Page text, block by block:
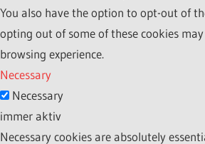
You also have the option to opt-out of
opting out of some of these cookies
browsing experience.
Necessary
Necessary
immer aktiv
Necessary cookies are absolutely